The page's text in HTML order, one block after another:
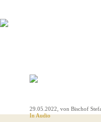
29.05.2022 , von Bischof
In Audio